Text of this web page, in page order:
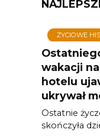
ŻYCIOWE
wakacji
hotelu
ukrywał
Ostatnie
skończyła